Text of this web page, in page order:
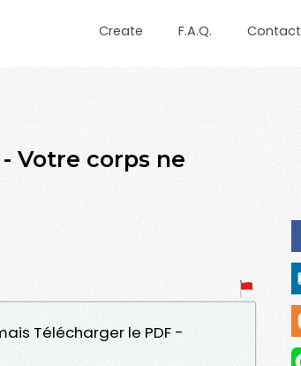
Create F.A.Q. Contact
Votre corps ne
Télécharger le PDF -